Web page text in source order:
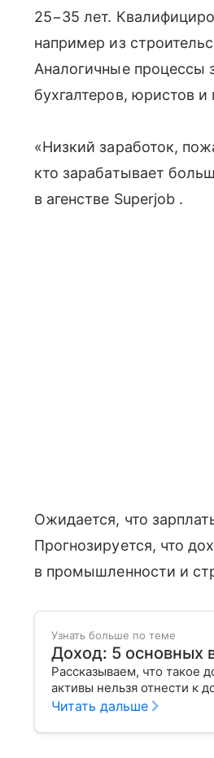
25−35 лет.
например из
Аналогичные процессы
бухгалтеров, юристов и
«Низкий заработок,
кто зарабатывает
в агенстве Superjob .
Ожидается, что
Прогнозируется, что
в промышленности и
Узнать больше по теме
Доход: 5 основных
Рассказываем, что такое
активы нельзя отнести к
Читать дальше